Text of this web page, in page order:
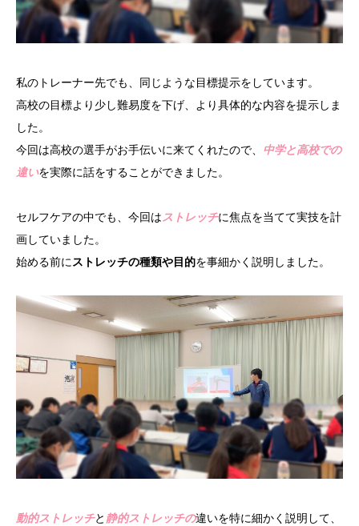
私のトレーナー先でも、同じような目標提示をしています。
高校の目標より少し難易度を下げ、より具体的な内容を提示しま
した。
今回は高校の選手がお手伝いに来てくれたので、 中学と高校での
違いを実際に話をすることができました。
セルフケアの中でも、今回は ストレッチに焦点を当てて実技を計
画していました。
始める前に ストレッチの種類や目的を事細かく説明しました。
動的ストレッチと 静的ストレッチの違いを特に細かく説明して、